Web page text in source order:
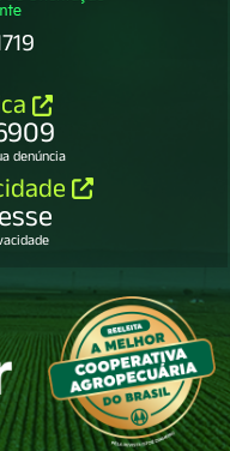
denúncia